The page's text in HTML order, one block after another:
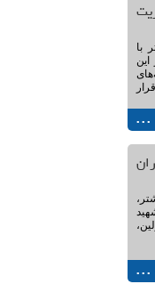
...
با
...